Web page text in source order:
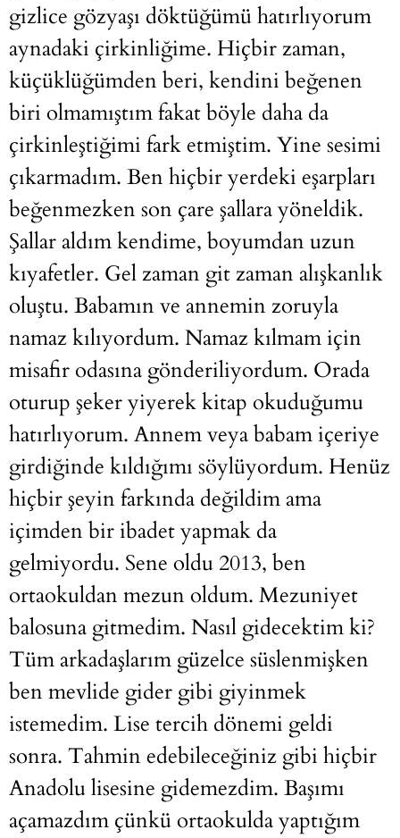
gizlice gözyaşı döktüğümü hatırlıyorum
aynadaki çirkinliğime. Hiçbir zaman,
küçüklüğümden beri, kendini beğenen
biri olmamıştım fakat böyle daha da
çirkinleştiğimi fark etmiştim. Yine sesimi
çıkarmadım. Ben hiçbir yerdeki eşarpları
beğenmezken son çare şallara yöneldik.
Şallar aldım kendime, boyumdan uzun
kıyafetler. Gel zaman git zaman alışkanlık
oluştu. Babamın ve annemin zoruyla
namaz kılıyordum. Namaz kılmam için
misafir odasına gönderiliyordum. Orada
oturup şeker yiyerek kitap okuduğumu
hatırlıyorum. Annem veya babam içeriye
girdiğinde kıldığımı söylüyordum. Henüz
hiçbir şeyin farkında değildim ama
içimden bir ibadet yapmak da
gelmiyordu. Sene oldu 2013, ben
ortaokuldan mezun oldum. Mezuniyet
balosuna gitmedim. Nasıl gidecektim ki?
Tüm arkadaşlarım güzelce süslenmişken
ben mevlide gider gibi giyinmek
istemedim. Lise tercih dönemi geldi
sonra. Tahmin edebileceğiniz gibi hiçbir
Anadolu lisesine gidemezdim. Başımı
açamazdım çünkü ortaokulda yaptığım